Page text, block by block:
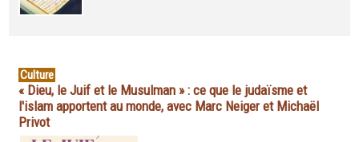
Culture
« Dieu, le Juif et le Musulman » : ce que le judaïsme et
l'islam apportent au monde, avec Marc Neiger et Michaël
Privot